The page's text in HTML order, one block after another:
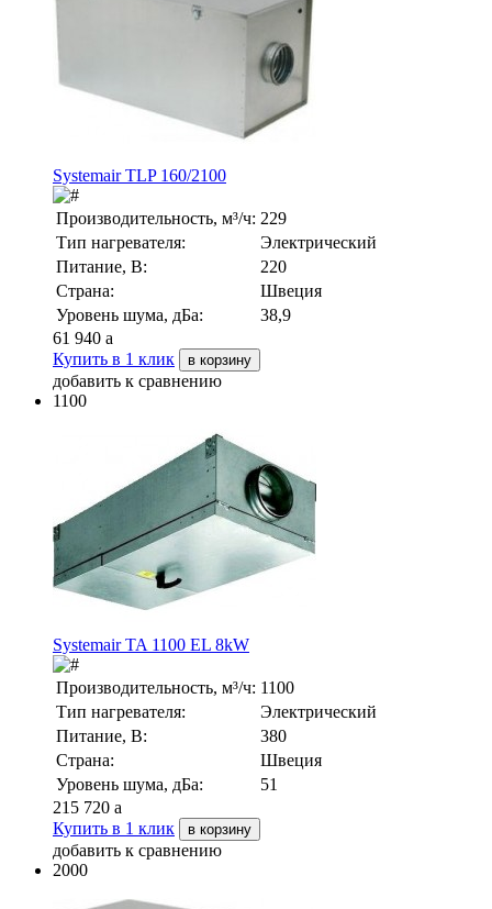
Systemair TLP 160/2100
Производительность, м³/ч: 229
Тип нагревателя:
Электрический
Питание, В:
220
Страна:
Швеция
Уровень шума, дБа:
38,9
61 940 a
Купить в 1 клик
в корзину
добавить к сравнению
1100
Systemair TA 1100 EL 8kW
Производительность, м³/ч: 1100
Тип нагревателя:
Электрический
Питание, В:
380
Страна:
Швеция
Уровень шума, дБа:
51
215 720 a
Купить в 1 клик
в корзину
добавить к сравнению
2000